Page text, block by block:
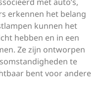
erkennen het belang
kunnen het
hebben en in een
Ze zijn ontworpen
te
bent voor andere